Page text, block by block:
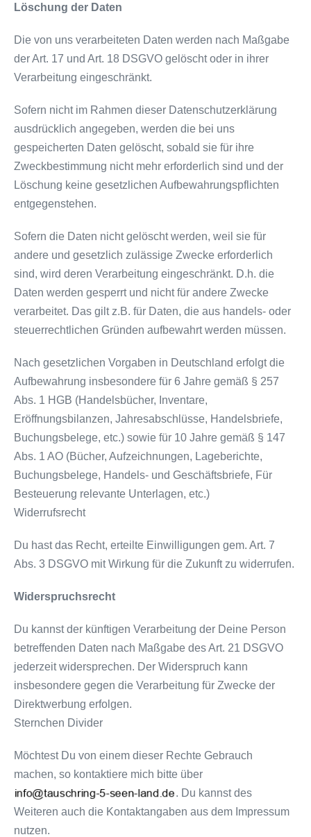
Löschung der Daten
Die von uns verarbeiteten Daten werden nach Maßgabe
der Art. 17 und Art. 18 DSGVO gelöscht oder in ihrer
Verarbeitung eingeschränkt.
Sofern nicht im Rahmen dieser Datenschutzerklärung
ausdrücklich angegeben, werden die bei uns
gespeicherten Daten gelöscht, sobald sie für ihre
Zweckbestimmung nicht mehr erforderlich sind und der
Löschung keine gesetzlichen Aufbewahrungspflichten
entgegenstehen.
Sofern die Daten nicht gelöscht werden, weil sie für
andere und gesetzlich zulässige Zwecke erforderlich
sind, wird deren Verarbeitung eingeschränkt. D.h. die
Daten werden gesperrt und nicht für andere Zwecke
verarbeitet. Das gilt z.B. für Daten, die aus handels- oder
steuerrechtlichen Gründen aufbewahrt werden müssen.
Nach gesetzlichen Vorgaben in Deutschland erfolgt die
Aufbewahrung insbesondere für 6 Jahre gemäß § 257
Abs. 1 HGB (Handelsbücher, Inventare,
Eröffnungsbilanzen, Jahresabschlüsse, Handelsbriefe,
Buchungsbelege, etc.) sowie für 10 Jahre gemäß § 147
Abs. 1 AO (Bücher, Aufzeichnungen, Lageberichte,
Buchungsbelege, Handels- und Geschäftsbriefe, Für
Besteuerung relevante Unterlagen, etc.)
Widerrufsrecht
Du hast das Recht, erteilte Einwilligungen gem. Art. 7
Abs. 3 DSGVO mit Wirkung für die Zukunft zu widerrufen.
Widerspruchsrecht
Du kannst der künftigen Verarbeitung der Deine Person
betreffenden Daten nach Maßgabe des Art. 21 DSGVO
jederzeit widersprechen. Der Widerspruch kann
insbesondere gegen die Verarbeitung für Zwecke der
Direktwerbung erfolgen.
Sternchen Divider
Möchtest Du von einem dieser Rechte Gebrauch
machen, so kontaktiere mich bitte über
. Du kannst des
Weiteren auch die Kontaktangaben aus dem Impressum
nutzen.